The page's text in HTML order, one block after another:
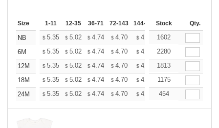
Size 1-11 12-35 36-71 72-143 144-287 288 + More
Stock Qty.
NB $ 5.35 $ 5.02 $ 4.74 $ 4.70 $ 4.62 $4.58
1602
6M
$ 5.35 $ 5.02 $ 4.74 $ 4.70 $ 4.62 $4.58
2280
12M
$ 5.35 $ 5.02 $ 4.74 $ 4.70 $ 4.62 $4.58
1813
18M
$ 5.35 $ 5.02 $ 4.74 $ 4.70 $ 4.62 $4.58
1175
24M
$ 5.35 $ 5.02 $ 4.74 $ 4.70 $ 4.62 $4.58
454